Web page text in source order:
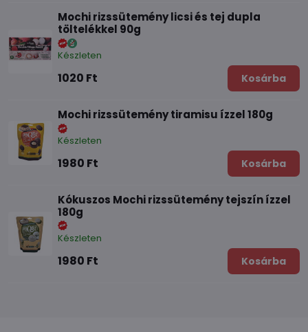
Mochi rizssütemény licsi és tej dupla
töltelékkel 90g
Készleten
1020 Ft Kosárba
Mochi rizssütemény tiramisu ízzel 180g
Készleten
1980 Ft Kosárba
Kókuszos Mochi rizssütemény tejszín ízzel
180g
Készleten
1980 Ft Kosárba